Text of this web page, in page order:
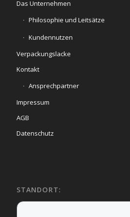
Das Unternehmen
Philosophie und Leitsätze
Kundennutzen
Verpackungslacke
Kontakt
Ansprechpartner
Impressum
AGB
Datenschutz
STANDORT: